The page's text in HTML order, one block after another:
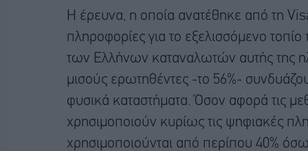
Η έρευνα, η οποία ανατέθηκε από τη
πληροφορίες για το εξελισσόμενο
των Ελλήνων καταναλωτών αυτής της
μισούς ερωτηθέντες -το 56%-
φυσικά καταστήματα. Όσον αφορά τις
χρησιμοποιούν κυρίως τις ψηφιακές
χρησιμοποιούνται από περίπου 40%